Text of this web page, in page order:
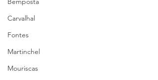
Carvalhal
Fontes
Martinchel
Mouriscas